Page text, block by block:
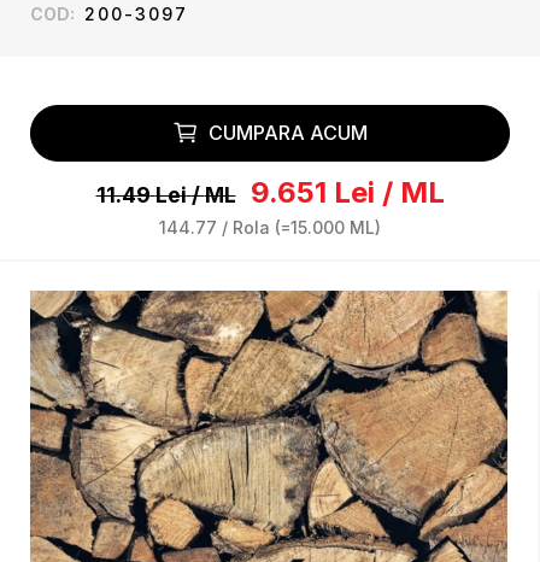
CUMPARA ACUM
11.49Lei/ML 9.651 Lei / ML
144.77 / Rola (=15.000 ML)
COD: 200-3097